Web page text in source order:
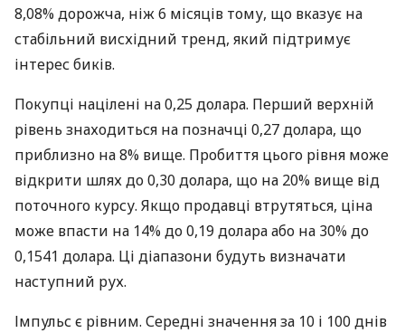
8,08% дорожча, ніж 6 місяців тому, що вказує на
стабільний висхідний тренд, який підтримує
інтерес биків.
Покупці націлені на 0,25 долара. Перший верхній
рівень знаходиться на позначці 0,27 долара, що
приблизно на 8% вище. Пробиття цього рівня може
відкрити шлях до 0,30 долара, що на 20% вище від
поточного курсу. Якщо продавці втрутяться, ціна
може впасти на 14% до 0,19 долара або на 30% до
0,1541 долара. Ці діапазони будуть визначати
наступний рух.
Імпульс є рівним. Середні значення за 10 і 100 днів